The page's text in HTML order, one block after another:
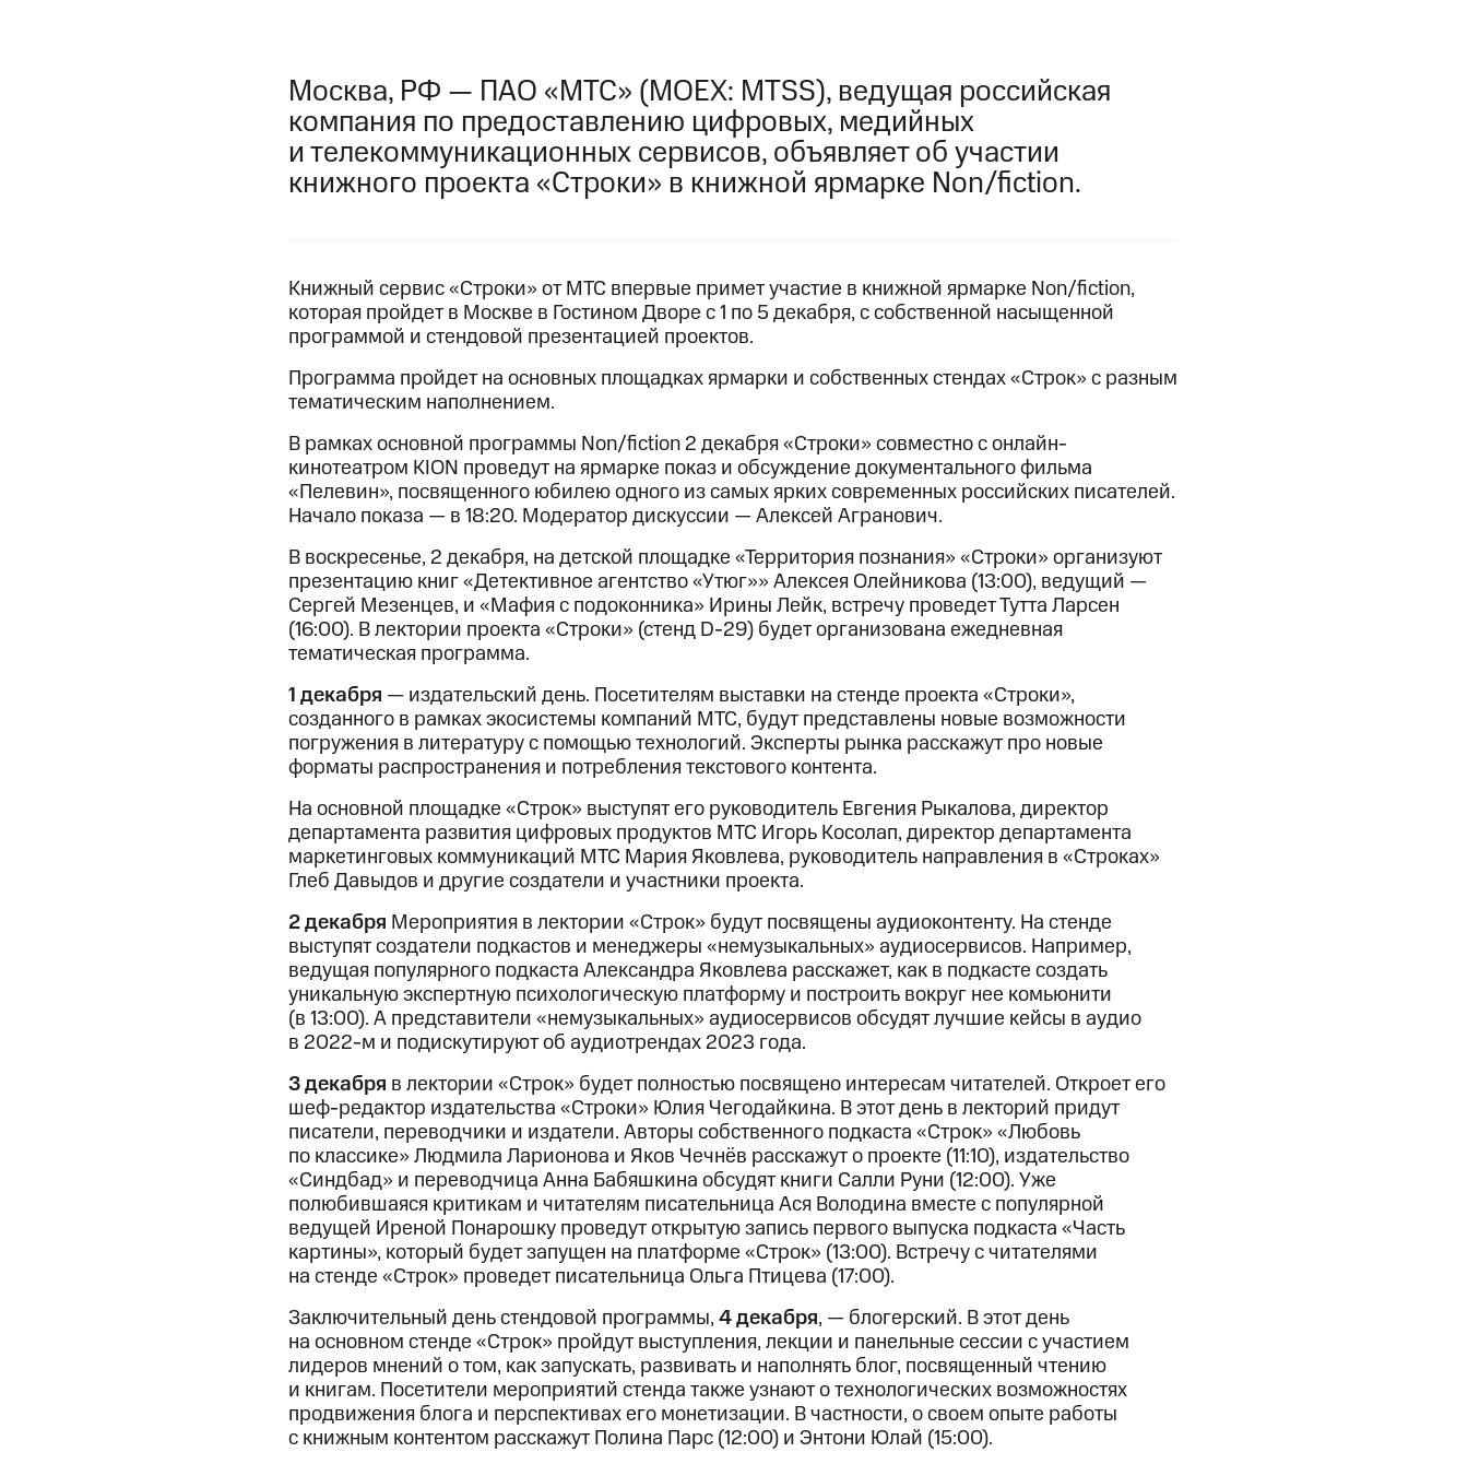
Москва, РФ — ПАО «МТС» (MOEX: MTSS), ведущая российская
компания по предоставлению цифровых, медийных
и телекоммуникационных сервисов, объявляет об участии
книжного проекта «Строки» в книжной ярмарке Non/fiction.
Книжный сервис «Строки» от МТС впервые примет участие в книжной ярмарке Non/fiction,
которая пройдет в Москве в Гостином Дворе с 1 по 5 декабря, с собственной насыщенной
программой и стендовой презентацией проектов.
Программа пройдет на основных площадках ярмарки и собственных стендах «Строк» с разным
тематическим наполнением.
В рамках основной программы Non/fiction 2 декабря «Строки» совместно с онлайн-
кинотеатром KION проведут на ярмарке показ и обсуждение документального фильма
«Пелевин», посвященного юбилею одного из самых ярких современных российских писателей.
Начало показа — в 18:20. Модератор дискуссии — Алексей Агранович.
В воскресенье, 2 декабря, на детской площадке «Территория познания» «Строки» организуют
презентацию книг «Детективное агентство «Утюг»» Алексея Олейникова (13:00), ведущий —
Сергей Мезенцев, и «Мафия с подоконника» Ирины Лейк, встречу проведет Тутта Ларсен
(16:00). В лектории проекта «Строки» (стенд D-29) будет организована ежедневная
тематическая программа.
1 декабря — издательский день. Посетителям выставки на стенде проекта «Строки»,
созданного в рамках экосистемы компаний МТС, будут представлены новые возможности
погружения в литературу с помощью технологий. Эксперты рынка расскажут про новые
форматы распространения и потребления текстового контента.
На основной площадке «Строк» выступят его руководитель Евгения Рыкалова, директор
департамента развития цифровых продуктов МТС Игорь Косолап, директор департамента
маркетинговых коммуникаций МТС Мария Яковлева, руководитель направления в «Строках»
Глеб Давыдов и другие создатели и участники проекта.
2 декабря Мероприятия в лектории «Строк» будут посвящены аудиоконтенту. На стенде
выступят создатели подкастов и менеджеры «немузыкальных» аудиосервисов. Например,
ведущая популярного подкаста Александра Яковлева расскажет, как в подкасте создать
уникальную экспертную психологическую платформу и построить вокруг нее комьюнити
(в 13:00). А представители «немузыкальных» аудиосервисов обсудят лучшие кейсы в аудио
в 2022-м и подискутируют об аудиотрендах 2023 года.
3 декабря в лектории «Строк» будет полностью посвящено интересам читателей. Откроет его
шеф-редактор издательства «Строки» Юлия Чегодайкина. В этот день в лекторий придут
писатели, переводчики и издатели. Авторы собственного подкаста «Строк» «Любовь
по классике» Людмила Ларионова и Яков Чечнёв расскажут о проекте (11:10), издательство
«Синдбад» и переводчица Анна Бабяшкина обсудят книги Салли Руни (12:00). Уже
полюбившаяся критикам и читателям писательница Ася Володина вместе с популярной
ведущей Иреной Понарошку проведут открытую запись первого выпуска подкаста «Часть
картины», который будет запущен на платформе «Строк» (13:00). Встречу с читателями
на стенде «Строк» проведет писательница Ольга Птицева (17:00).
Заключительный день стендовой программы,4 декабря, — блогерский. В этот день
на основном стенде «Строк» пройдут выступления, лекции и панельные сессии с участием
лидеров мнений о том, как запускать, развивать и наполнять блог, посвященный чтению
и книгам. Посетители мероприятий стенда также узнают о технологических возможностях
продвижения блога и перспективах его монетизации. В частности, о своем опыте работы
с книжным контентом расскажут Полина Парс (12:00) и Энтони Юлай (15:00).